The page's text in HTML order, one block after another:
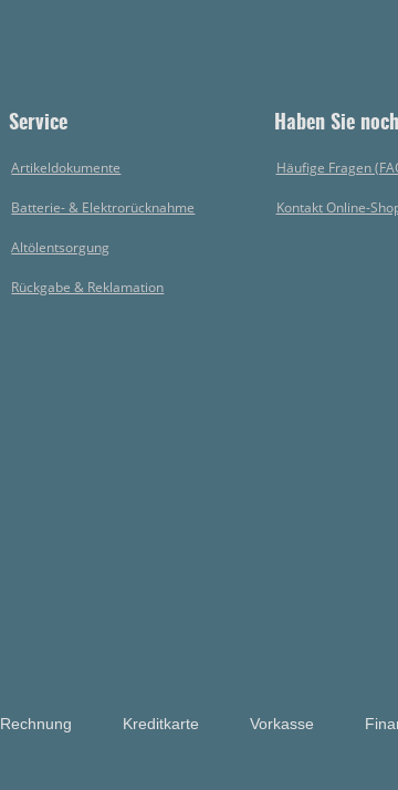
Service
Artikeldokumente
Batterie- & Elektrorücknahme
Altölentsorgung
Rückgabe & Reklamation
Haben Sie
Häufige Fragen
Kontakt Online-
Rechnung Kreditkarte Vorkasse